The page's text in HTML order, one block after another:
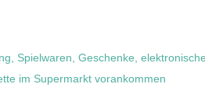
Spielwaren, Geschenke,
im Supermarkt vorankommen